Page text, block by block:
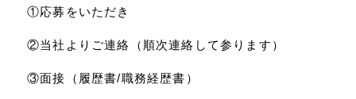
①応募をいただき
②当社よりご連絡（順次連絡して参ります）
③面接（履歴書/職務経歴書）